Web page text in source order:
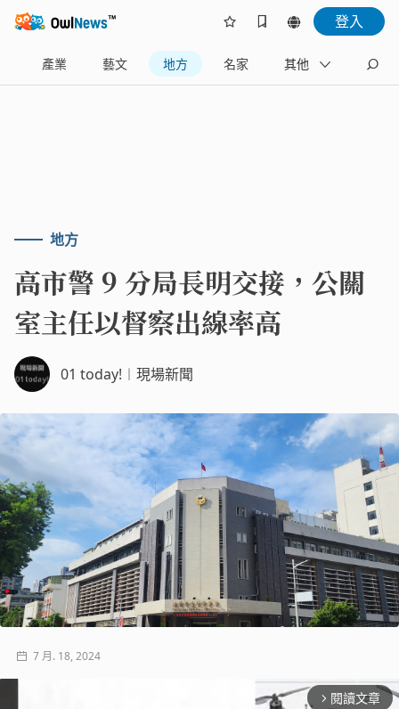
登入
產業 藝文 地方 名家 其他
地方
高市警 9 分局長明交接，公關
室主任以督察出線率高
01 today!︱現場新聞
7 月. 18, 2024
arrow_forward_ios 閱讀文章